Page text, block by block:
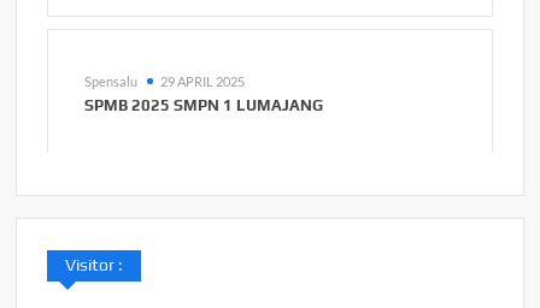
Spensalu 29 APRIL 2025
SPMB 2025 SMPN 1 LUMAJANG
Visitor :